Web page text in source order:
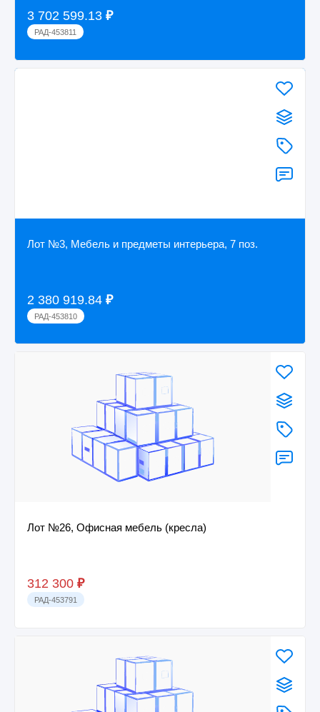
3 702 599.13 ₽
РАД-453811
Лот №3, Мебель и предметы интерьера, 7 поз.
2 380 919.84 ₽
РАД-453810
Лот №26, Офисная мебель (кресла)
312 300 ₽
РАД-453791